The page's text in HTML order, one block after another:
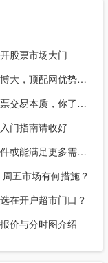
股票市场大门
股票和期货市场实力投资者擅配资以小博大，顶配网优势尽显
股票入门知识：从沙丁鱼罐头炒卖看股票交易本质，你了解吗？
门指南请收好
股民常用电视获股市信息，涨乐理财软件或能满足更多需求？
五市场有何措施？
在开户超市门口？
价与分时图介绍